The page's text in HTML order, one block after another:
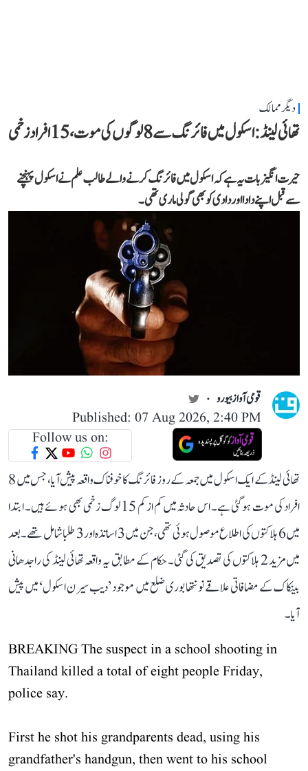
دیگر ممالک
تھائی لینڈ: اسکول میں فائرنگ سے 8 لوگوں کی موت، 15 افراد زخمی
حیرت انگیز بات یہ ہے کہ اسکول میں فائرنگ کرنے والے طالب علم نے اسکول پہنچنے
سے قبل اپنے دادا اور دادی کو بھی گولی ماری تھی۔
قومی آواز بیورو
Published: 07 Aug 2026, 2:40 PM
Follow us on:
تھائی لینڈ کے ایک اسکول میں جمعہ کے روز فائرنگ کا خوفناک واقعہ پیش آیا، جس میں 8
افراد کی موت ہو گئی ہے۔ اس حادثہ میں کم از کم 15 لوگ زخمی بھی ہوئے ہیں۔ ابتدا
میں 6 ہلاکتوں کی اطلاع موصول ہوئی تھی، جن میں 3 اساتذہ اور 3 طلبا شامل تھے۔ بعد
میں مزید 2 ہلاکتوں کی تصدیق کی گئی۔ حکام کے مطابق یہ واقعہ تھائی لینڈ کی راجدھانی
بینکاک کے مضافاتی علاقے نونتھابوری ضلع میں موجود ’دیب سیرن اسکول‘ میں پیش
آیا۔
BREAKING The suspect in a school shooting in
Thailand killed a total of eight people Friday,
police say.
First he shot his grandparents dead, using his
grandfather's handgun, then went to his school